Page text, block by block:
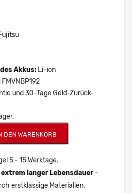
Akkus: Li-ion
FMVNBP192
und 30-Tage Geld-Zurück-
DEN WARENKORB
5 - 15 Werktage.
langer Lebensdauer–
erstklassige Materialien.